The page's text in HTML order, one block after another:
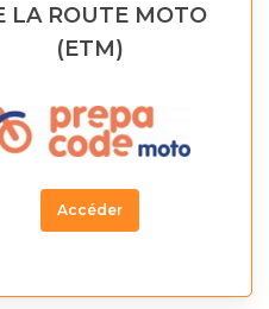
LA ROUTE MOTO
(ETM)
Accéder